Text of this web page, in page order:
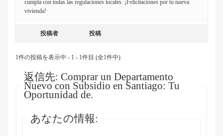
cumpla con todas las regulaciones locales. ¡Felicitaciones por tu nueva
vivienda!
投稿者 投稿
1件の投稿を表示中 - 1 - 1件目 (全1件中)
返信先: Comprar un Departamento
Nuevo con Subsidio en Santiago: Tu
Oportunidad de.
あなたの情報: